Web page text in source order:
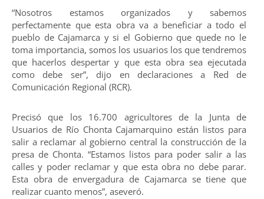
“Nosotros estamos organizados y sabemos
perfectamente que esta obra va a beneficiar a todo el
pueblo de Cajamarca y si el Gobierno que quede no le
toma importancia, somos los usuarios los que tendremos
que hacerlos despertar y que esta obra sea ejecutada
como debe ser”, dijo en declaraciones a Red de
Comunicación Regional (RCR).
Precisó que los 16.700 agricultores de la Junta de
Usuarios de Río Chonta Cajamarquino están listos para
salir a reclamar al gobierno central la construcción de la
presa de Chonta. “Estamos listos para poder salir a las
calles y poder reclamar y que esta obra no debe parar.
Esta obra de envergadura de Cajamarca se tiene que
realizar cuanto menos”, aseveró.